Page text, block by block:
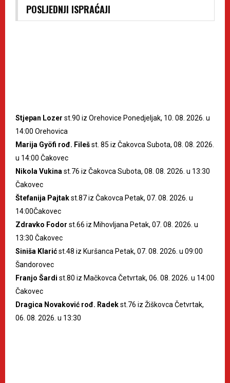
POSLJEDNJI ISPRAĆAJI
Stjepan Lozer st.90 iz Orehovice Ponedjeljak, 10. 08. 2026. u
14:00 Orehovica
Marija Gyöfi rođ. Filešst. 85 iz Čakovca Subota, 08. 08. 2026.
u 14:00 Čakovec
Nikola Vukinast.76 iz Čakovca Subota, 08. 08. 2026. u 13:30
Čakovec
Štefanija Pajtakst.87 iz Čakovca Petak, 07. 08. 2026. u
14:00Čakovec
Zdravko Fodor st.66 iz Mihovljana Petak, 07. 08. 2026. u
13:30 Čakovec
Siniša Klarićst.48 iz Kuršanca Petak, 07. 08. 2026. u 09:00
Šandorovec
Franjo Šardi st.80 iz Mačkovca Četvrtak, 06. 08. 2026. u 14:00
Čakovec
Dragica Novaković rođ. Radekst.76 iz Žiškovca Četvrtak,
06. 08. 2026. u 13:30